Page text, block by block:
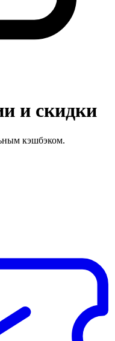
и скидки
кэшбэком.